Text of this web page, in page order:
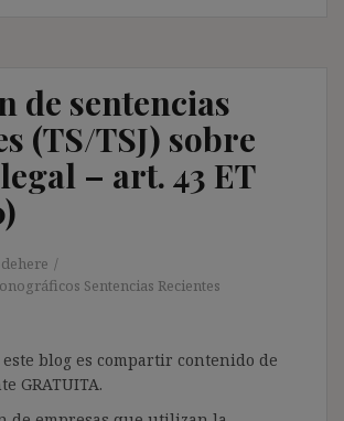
de sentencias
(TS/TSJ) sobre
– art. 43 ET
Sentencias Recientes
blog es compartir contenido de
GRATUITA.